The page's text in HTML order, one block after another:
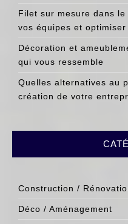
Filet sur mesure dans
vos équipes et
Décoration et
qui vous ressemble
Quelles alternatives au
création de votre
Construction /
Déco / Aménagement